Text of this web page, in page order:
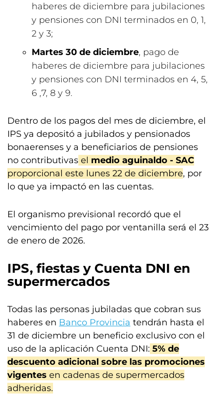
haberes de diciembre para jubilaciones
y pensiones con DNI terminados en 0, 1,
2 y 3;
Martes 30 de diciembre, pago de
haberes de diciembre para jubilaciones
y pensiones con DNI terminados en 4, 5,
6 ,7, 8 y 9.
Dentro de los pagos del mes de diciembre, el
IPS ya depositó a jubilados y pensionados
bonaerenses y a beneficiarios de pensiones
no contributivas el medio aguinaldo - SAC
proporcional este lunes 22 de diciembre, por
lo que ya impactó en las cuentas.
El organismo previsional recordó que el
vencimiento del pago por ventanilla será el 23
de enero de 2026.
IPS, fiestas y Cuenta DNI en
supermercados
Todas las personas jubiladas que cobran sus
haberes en Banco Provincia tendrán hasta el
31 de diciembre un beneficio exclusivo con el
uso de la aplicación Cuenta DNI: 5% de
descuento adicional sobre las promociones
vigentes en cadenas de supermercados
adheridas.